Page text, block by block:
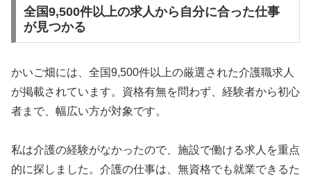
全国9,500件以上の求人から自分に合った仕事
が見つかる
かいご畑には、全国9,500件以上の厳選された介護職求人
が掲載されています。資格有無を問わず、経験者から初心
者まで、幅広い方が対象です。
私は介護の経験がなかったので、施設で働ける求人を重点
的に探しました。介護の仕事は、無資格でも就業できるた